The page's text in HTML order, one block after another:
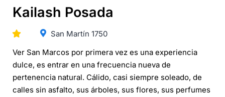
Kailash Posada
San Martín 1750
Ver San Marcos por primera vez es una experiencia
dulce, es entrar en una frecuencia nueva de
pertenencia natural. Cálido, casi siempre soleado, de
calles sin asfalto, sus árboles, sus flores, sus perfumes